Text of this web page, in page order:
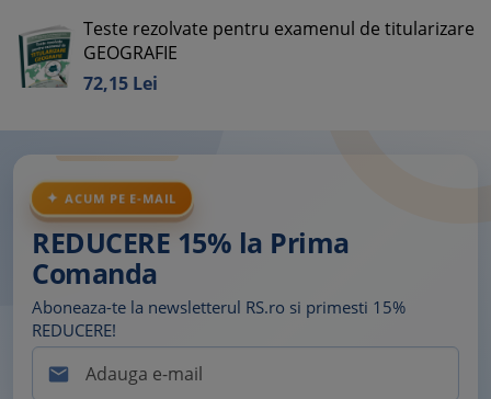
Teste rezolvate pentru examenul de titularizare
GEOGRAFIE
72,15 Lei
ACUM PE E-MAIL
REDUCERE 15% la Prima
Comanda
Aboneaza-te la newsletterul RS.ro si primesti 15%
REDUCERE!
